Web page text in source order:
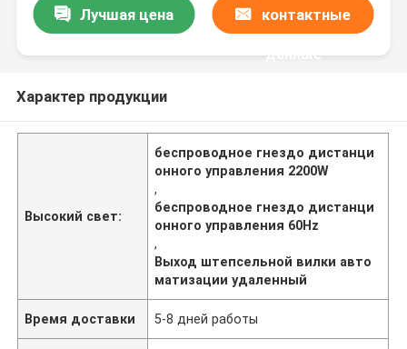
Лучшая цена контактные
данные
Характер продукции
Высокий свет:
беспроводное гнездо дистанци
онного управления 2200W
,
беспроводное гнездо дистанци
онного управления 60Hz
,
Выход штепсельной вилки авто
матизации удаленный
Время доставки 5-8 дней работы